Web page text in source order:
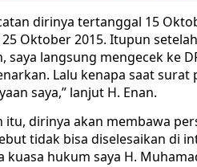
dirinya tertanggal 15
Oktober 2015. Itupun
langsung mengecek ke
Lalu kenapa saat
saya,” lanjut H. Enan.
itu, dirinya akan membawa
tidak bisa diselesaikan di
hukum saya H.